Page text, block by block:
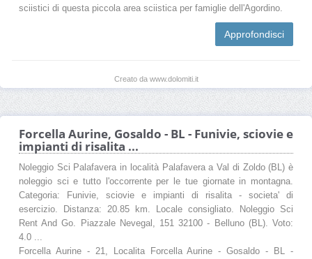
sciistici di questa piccola area sciistica per famiglie dell'Agordino.
Approfondisci
Creato da www.dolomiti.it
Forcella Aurine, Gosaldo - BL - Funivie, sciovie e
impianti di risalita ...
Noleggio Sci Palafavera in località Palafavera a Val di Zoldo (BL) è
noleggio sci e tutto l'occorrente per le tue giornate in montagna.
Categoria: Funivie, sciovie e impianti di risalita - societa' di
esercizio. Distanza: 20.85 km. Locale consigliato. Noleggio Sci
Rent And Go. Piazzale Nevegal, 151 32100 - Belluno (BL). Voto:
4.0 ...
Forcella Aurine - 21, Localita Forcella Aurine - Gosaldo - BL -